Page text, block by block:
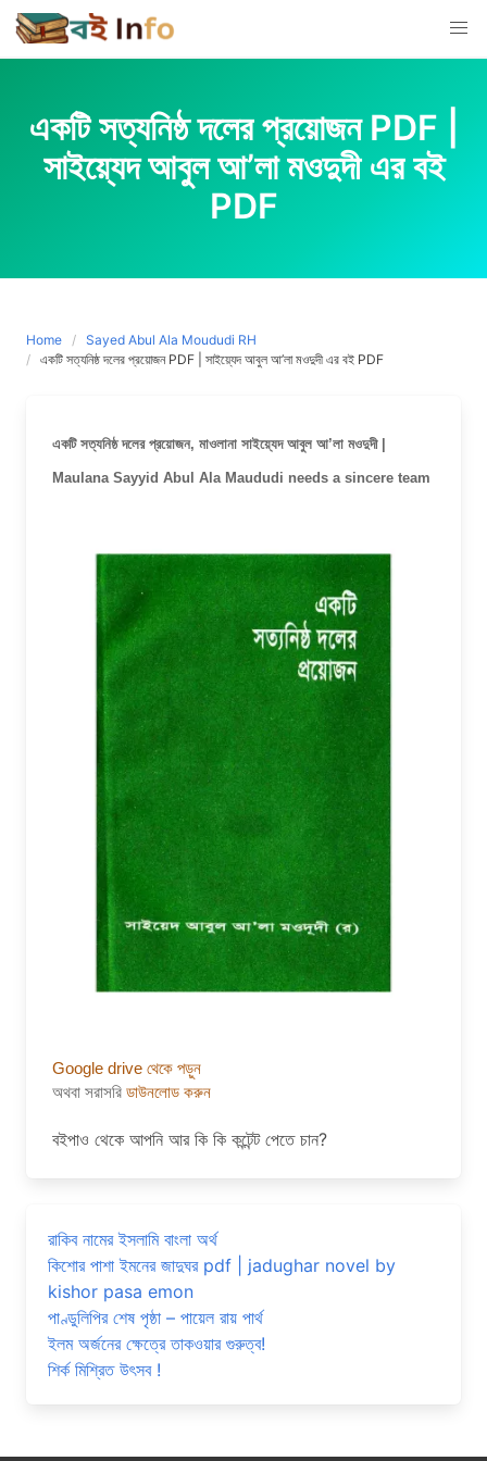
Skip
to
content
একটি সত্যনিষ্ঠ দলের প্রয়োজন PDF |
সাইয়্যেদ আবুল আ’লা মওদুদী এর বই
PDF
Home
Sayed Abul Ala Moududi RH
একটি সত্যনিষ্ঠ দলের প্রয়োজন PDF | সাইয়্যেদ আবুল আ’লা মওদুদী এর বই PDF
একটি সত্যনিষ্ঠ দলের প্রয়োজন, মাওলানা সাইয়্যেদ আবুল আ’লা মওদুদী |
Maulana Sayyid Abul Ala Maududi needs a sincere team
Google drive থেকে পড়ুন
অথবা সরাসরি ডাউনলোড করুন
বইপাও থেকে আপনি আর কি কি কন্টেন্ট পেতে চান?
রাকিব নামের ইসলামি বাংলা অর্থ
কিশোর পাশা ইমনের জাদুঘর pdf | jadughar novel by
kishor pasa emon
পাণ্ডুলিপির শেষ পৃষ্ঠা – পায়েল রায় পার্থ
ইলম অর্জনের ক্ষেত্রে তাকওয়ার গুরুত্ব!
শির্ক মিশ্রিত উৎসব !